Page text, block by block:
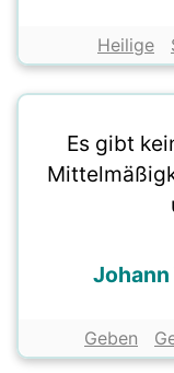
Heilige
Es gibt
Geben